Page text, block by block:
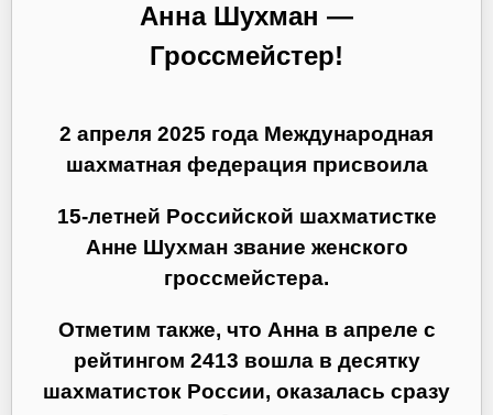
Анна Шухман —
Гроссмейстер!
2 апреля 2025 года Международная
шахматная федерация присвоила
15-летней Российской шахматистке
Анне Шухман звание женского
гроссмейстера.
Отметим также, что Анна в апреле с
рейтингом 2413 вошла в десятку
шахматисток России, оказалась сразу